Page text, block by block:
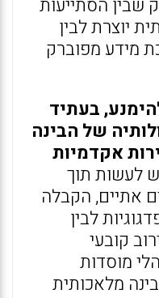
שבין הסתייעות
יוצרת לבין
מידע מפוברק
בעתיד
של הבינה
אקדמיות
לעשות תוך
אתיים, הקבלה
לבין
קובעי
מוסדות
מלאכותית